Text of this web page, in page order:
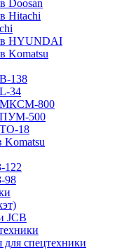
Doosan
Hitachi
HYUNDAI
Komatsu
138
34
МКСМ-800
ПУМ-500
ТО-18
Komatsu
122
98
JCB
спецтехники